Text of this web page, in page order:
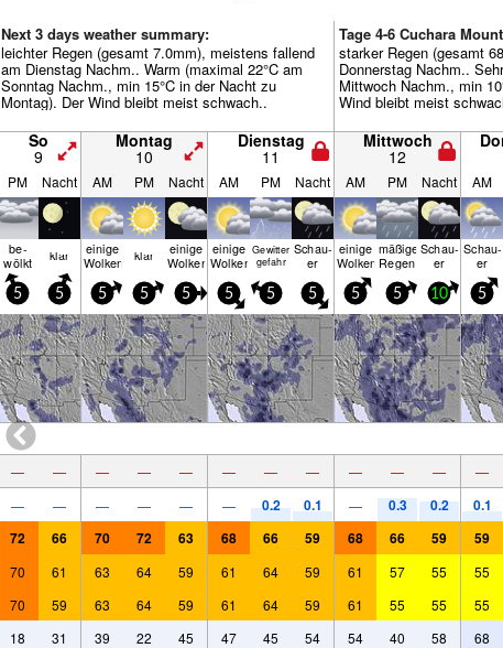
Next 3 days weather summary:
leichter Regen (gesamt 7.0mm), meistens fallend
am Dienstag Nachm.. Warm (maximal 22°C am
Sonntag Nachm., min 15°C in der Nacht zu
Montag). Der Wind bleibt meist schwach..
Tage 4-6 Cuchara
starker Regen (gesamt
Donnerstag Nachm..
Mittwoch Nachm., min
Wind bleibt meist
So
9
Montag
10
Dienstag
11
Mittwoch
12
PM Nacht AM PM Nacht AM PM Nacht AM PM Nacht AM
be­
wölkt klar einige
Wolken klar einige
Wolken
einige
Wolken
Gewitter
gefahr
Schau­
er
einige
Wolken
mäßiger
Regen
Schau­
er
Schau­
er
5 5 5 5 5 5 5 5 5 5 10 5
— — — — — — — — — — — —
— — — — — — 0.2 0.1 — 0.3 0.2 0.1
72 66 70 72 63 68 66 59 68 66 59 59
70 61 63 64 59 61 64 59 61 57 55 55
70 59 63 64 59 61 64 59 61 55 55 55
18 31 39 22 45 47 45 54 54 40 58 68